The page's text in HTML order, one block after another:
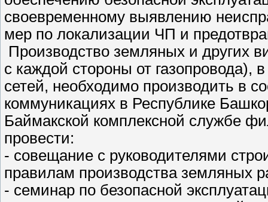
своевременному выявлению
мер по локализации ЧП и
Производство земляных и других
с каждой стороны от газопровода),
сетей, необходимо производить в
коммуникациях в Республике
Баймакской комплексной службе
провести:
- совещание с руководителями
правилам производства земляных
- семинар по безопасной